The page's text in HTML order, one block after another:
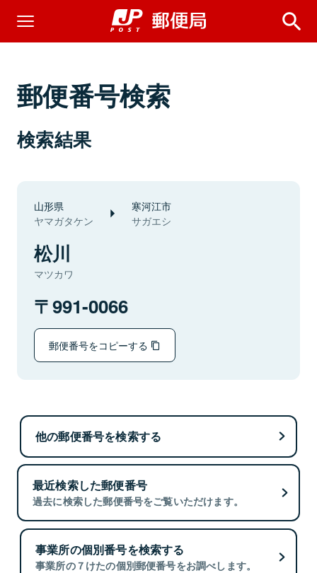
郵便番号検索
検索結果
山形県
ヤマガタケン
寒河江市
サガエシ
松川
マツカワ
991-0066
郵便番号をコピーする
他の郵便番号を検索する
最近検索した郵便番号
過去に検索した郵便番号をご覧いただけます。
事業所の個別番号を検索する
事業所の７けたの個別郵便番号をお調べします。